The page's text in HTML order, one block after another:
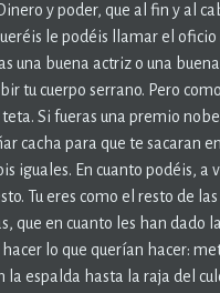
y poder, que al fin y al
le podéis llamar el
una buena actriz o una
tu cuerpo serrano. Pero
Si fueras una premio
cacha para que te sacaran
iguales. En cuanto podéis, a
Tu eres como el resto de
que en cuanto les han dado
lo que querían hacer:
la espalda hasta la raja del